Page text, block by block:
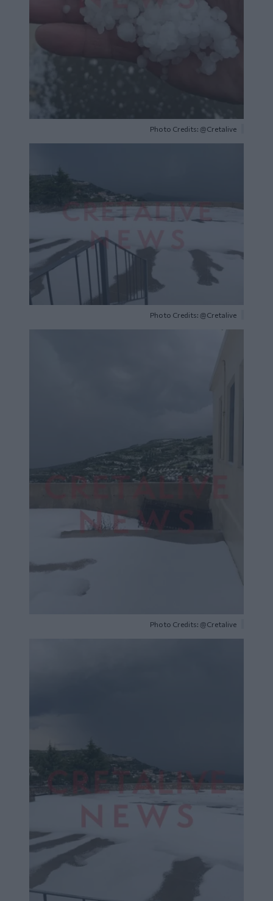
Photo Credits: @Cretalive
Photo Credits: @Cretalive
Photo Credits: @Cretalive